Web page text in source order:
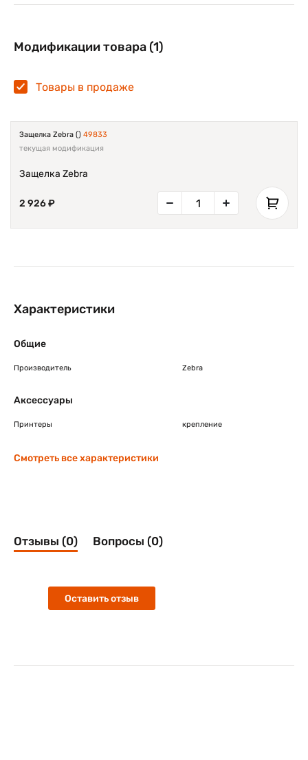
Модификации товара (1)
Товары в продаже
Защелка Zebra () 49833
текущая модификация
Защелка Zebra
2 926 ₽
Характеристики
Общие
Производитель Zebra
Аксессуары
Принтеры крепление
Смотреть все характеристики
Отзывы (0) Вопросы (0)
Оставить отзыв